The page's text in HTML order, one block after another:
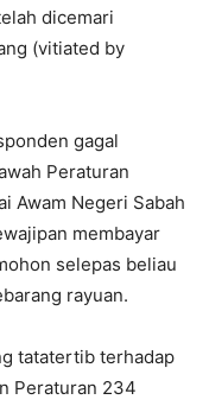
dicemari
(vitiated by
gagal
Peraturan
Awam Negeri Sabah
membayar
selepas beliau
rayuan.
tatatertib terhadap
Peraturan 234